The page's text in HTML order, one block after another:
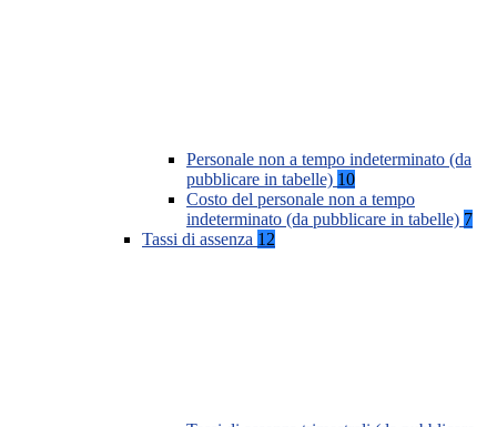
Personale non a tempo indeterminato (da
pubblicare in tabelle) 10
Costo del personale non a tempo
indeterminato (da pubblicare in tabelle) 7
Tassi di assenza 12